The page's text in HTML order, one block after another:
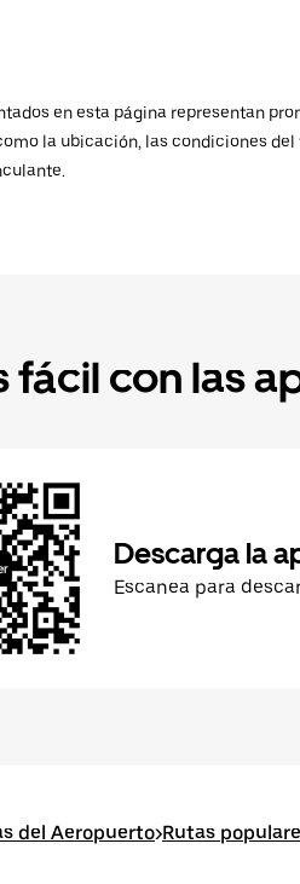
en esta página representan
la ubicación, las condiciones
fácil con las
Descarga la
Escanea para
del Aeropuerto>Rutas